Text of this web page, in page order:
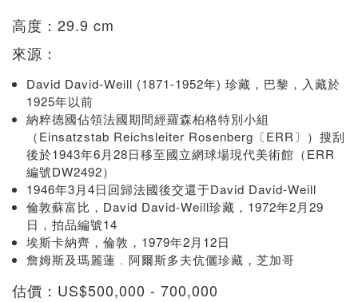
高度：29.9 cm
來源：
David David-Weill (1871-1952年) 珍藏，巴黎，入藏於
1925年以前
納粹德國佔領法國期間經羅森柏格特別小組
（Einsatzstab Reichsleiter Rosenberg〔ERR〕）搜刮
後於1943年6月28日移至國立網球場現代美術館（ERR
編號DW2492）
1946年3月4日回歸法國後交還于David David-Weill
倫敦蘇富比，David David-Weill珍藏，1972年2月29
日，拍品編號14
埃斯卡納齊，倫敦，1979年2月12日
詹姆斯及瑪麗蓮﹒阿爾斯多夫伉儷珍藏，芝加哥
估價：US$500,000 - 700,000